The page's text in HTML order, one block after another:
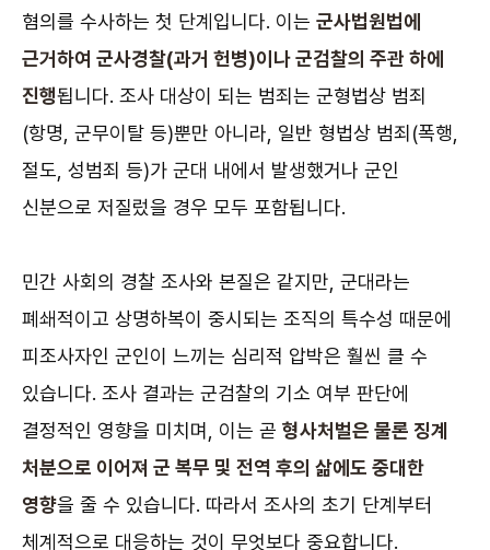
혐의를 수사하는 첫 단계입니다. 이는 군사법원법에
근거하여 군사경찰(과거 헌병)이나 군검찰의 주관 하에
진행됩니다. 조사 대상이 되는 범죄는 군형법상 범죄
(항명, 군무이탈 등)뿐만 아니라, 일반 형법상 범죄(폭행,
절도, 성범죄 등)가 군대 내에서 발생했거나 군인
신분으로 저질렀을 경우 모두 포함됩니다.
민간 사회의 경찰 조사와 본질은 같지만, 군대라는
폐쇄적이고 상명하복이 중시되는 조직의 특수성 때문에
피조사자인 군인이 느끼는 심리적 압박은 훨씬 클 수
있습니다. 조사 결과는 군검찰의 기소 여부 판단에
결정적인 영향을 미치며, 이는 곧 형사처벌은 물론 징계
처분으로 이어져 군 복무 및 전역 후의 삶에도 중대한
영향을 줄 수 있습니다. 따라서 조사의 초기 단계부터
체계적으로 대응하는 것이 무엇보다 중요합니다.